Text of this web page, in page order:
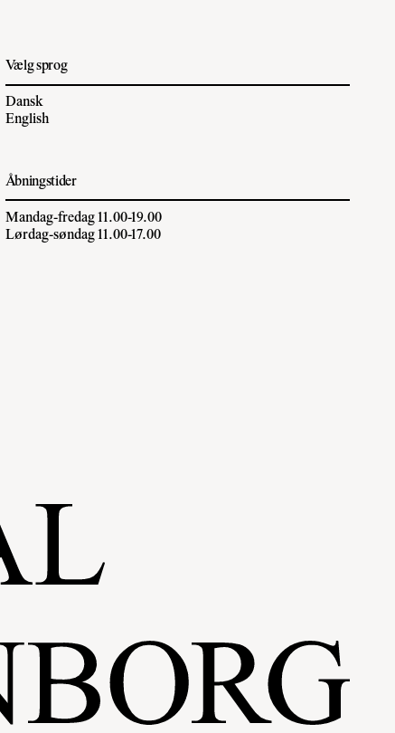
Vælg sprog
Dansk
English
Åbningstider
Mandag-fredag 11.00-19.00
Lørdag-søndag 11.00-17.00